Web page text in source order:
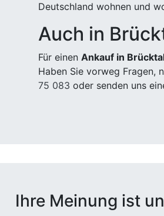
Deutschland wohnen und
Auch in
Für einen Ankauf in
Haben Sie vorweg Fragen,
75 083 oder senden uns
Ihre Meinung ist